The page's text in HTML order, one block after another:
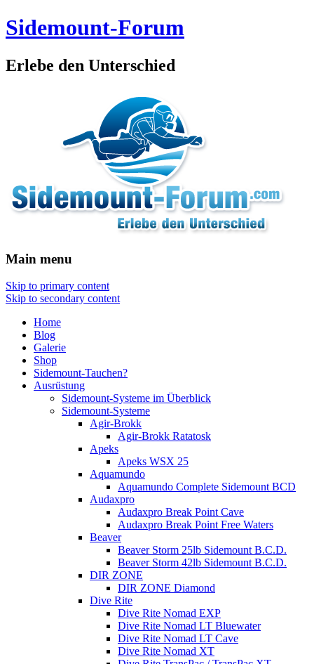
Sidemount-Forum
Erlebe den Unterschied
Main menu
Skip to primary content
Skip to secondary content
Home
Blog
Galerie
Shop
Sidemount-Tauchen?
Ausrüstung
Sidemount-Systeme im Überblick
Sidemount-Systeme
Agir-Brokk
Agir-Brokk Ratatosk
Apeks
Apeks WSX 25
Aquamundo
Aquamundo Complete Sidemount BCD
Audaxpro
Audaxpro Break Point Cave
Audaxpro Break Point Free Waters
Beaver
Beaver Storm 25lb Sidemount B.C.D.
Beaver Storm 42lb Sidemount B.C.D.
DIR ZONE
DIR ZONE Diamond
Dive Rite
Dive Rite Nomad EXP
Dive Rite Nomad LT Bluewater
Dive Rite Nomad LT Cave
Dive Rite Nomad XT